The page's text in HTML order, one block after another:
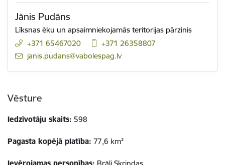
Jānis Pudāns
Līksnas ēku un apsaimniekojamās teritorijas pārzinis
+371 65467020
+371 26358807
E-pasts:
janis.pudans@vabolespag.lv
Vēsture
Iedzīvotāju skaits: 598
Pagasta kopējā platība: 77,6 km²